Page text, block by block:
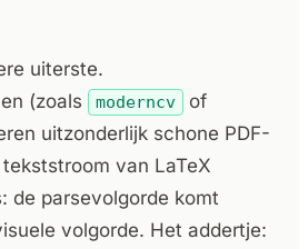
uiterste.
(zoals
moderncv of
uitzonderlijk schone PDF-
van LaTeX
de parsevolgorde komt
volgorde. Het addertje: